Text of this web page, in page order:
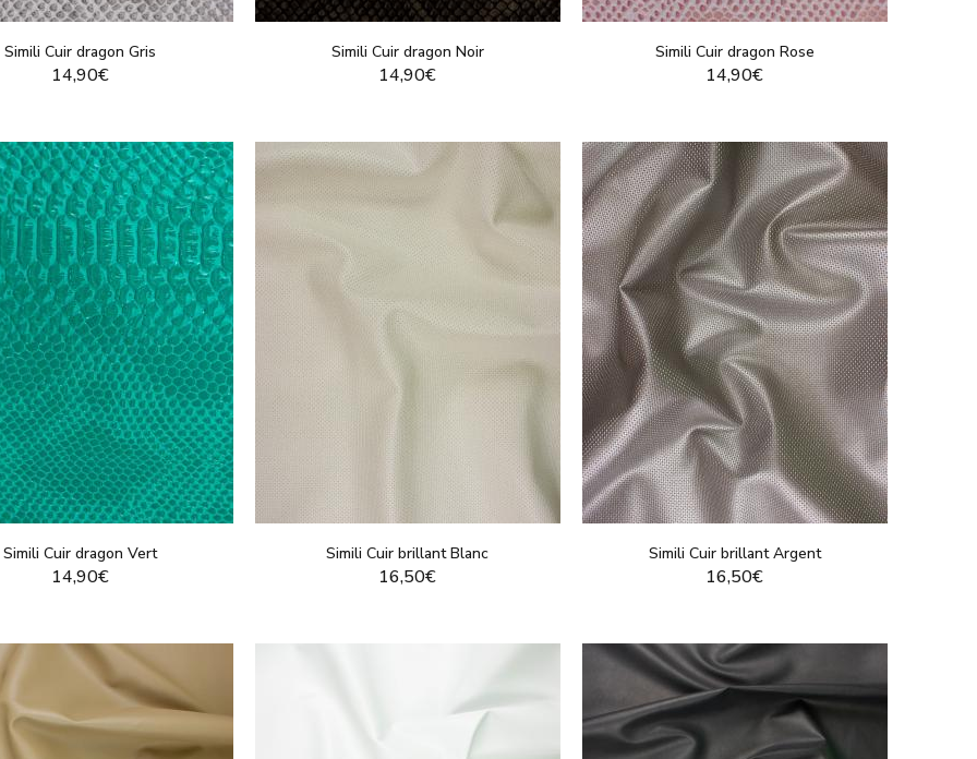
Simili Cuir dragon Gris
14,90€
VOIR LE PRODUIT
Simili Cuir dragon Noir
14,90€
VOIR LE PRODUIT
Simili Cuir dragon Rose
14,90€
VOIR LE PRODUIT
Simili Cuir dragon Vert
14,90€
VOIR LE PRODUIT
Simili Cuir brillant Blanc
16,50€
Simili Cuir brillant Argent
16,50€
VOIR LE PRODUIT